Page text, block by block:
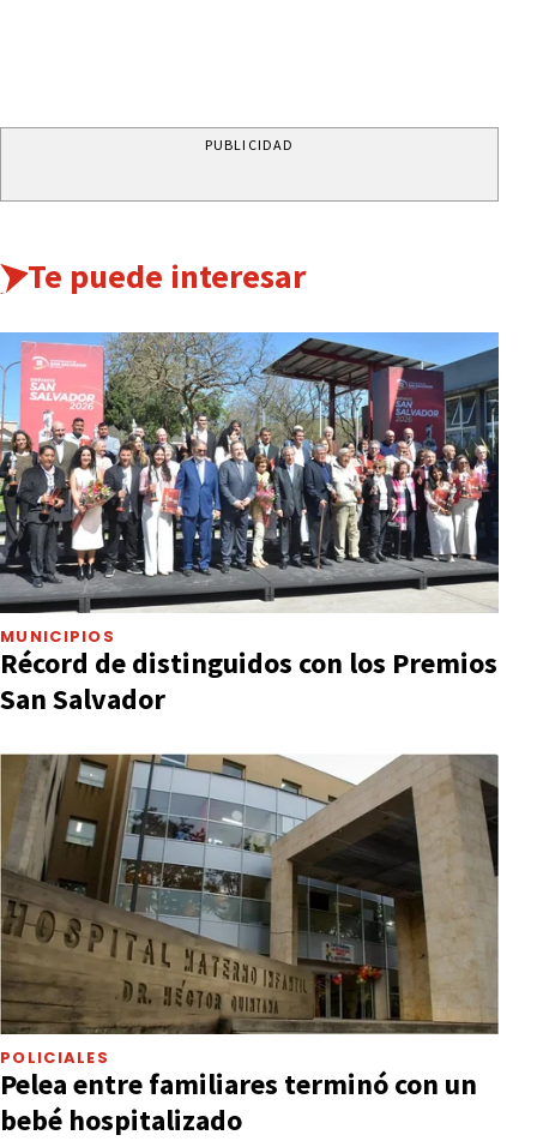
PUBLICIDAD
Te puede interesar
MUNICIPIOS
Récord de distinguidos con los Premios
San Salvador
POLICIALES
Pelea entre familiares terminó con un
bebé hospitalizado